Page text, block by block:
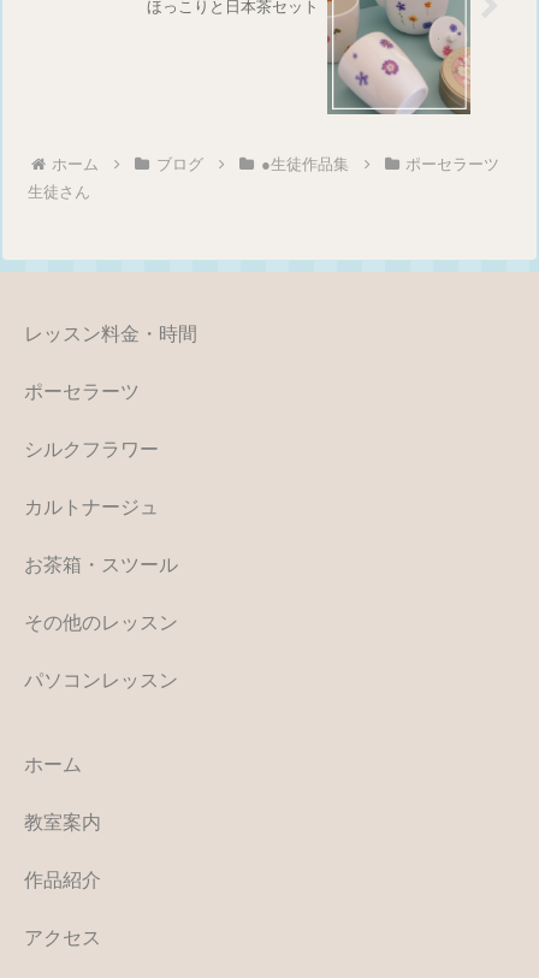
ほっこりと日本茶セット
ホーム ブログ ●生徒作品集
ポーセラーツ
生徒さん
レッスン料金・時間
ポーセラーツ
シルクフラワー
カルトナージュ
お茶箱・スツール
その他のレッスン
パソコンレッスン
ホーム
教室案内
作品紹介
アクセス